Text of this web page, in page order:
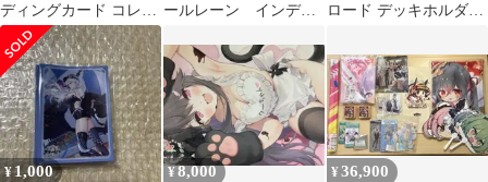
ディングカード コレク
ションクリア プリマ
ス
ールレーン インディ
ンド
ロード デッキホルダー
Vol.672 アズールレーン
『エセックス』Craft
Fairynight ver.
¥1,000 ¥8,000 ¥36,900